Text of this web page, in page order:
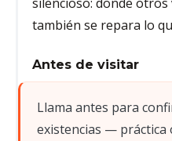
también se repara lo
Antes de visitar
Llama antes para
existencias — práctica